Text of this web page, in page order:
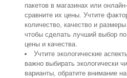
пакетов в магазинах или
сравните их цены. Учтите
количество, качество и размеры
чтобы сделать лучший выбор
цены и качества.
Учтите экологические
важно выбирать экологически
варианты, обратите внимание